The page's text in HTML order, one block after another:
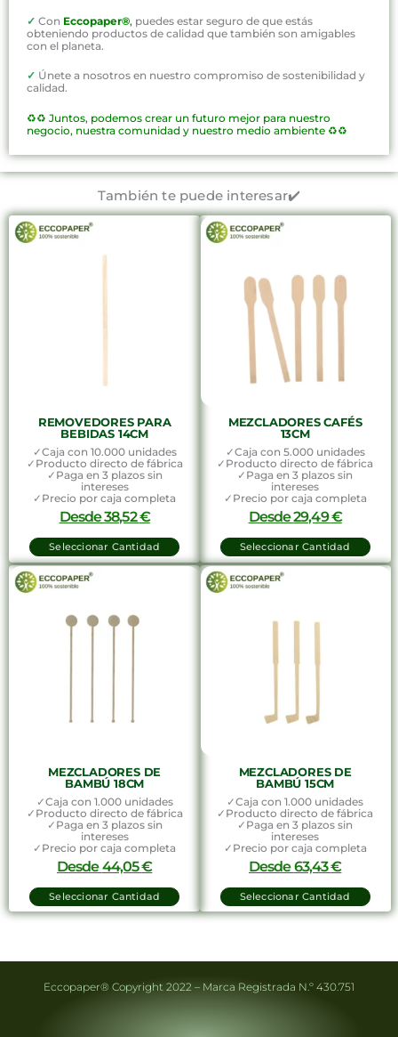
✓ Con Eccopaper®, puedes estar seguro de que estás
obteniendo productos de calidad que también son amigables
con el planeta.
✓ Únete a nosotros en nuestro compromiso de sostenibilidad y
calidad.
♻️♻️ Juntos, podemos crear un futuro mejor para nuestro
negocio, nuestra comunidad y nuestro medio ambiente ♻️♻️
También te puede interesar✔️
REMOVEDORES PARA
BEBIDAS 14CM
✓Caja con 10.000 unidades
✓Producto directo de fábrica
✓Paga en 3 plazos sin
intereses
✓Precio por caja completa
Desde38,52€
Seleccionar Cantidad
MEZCLADORES CAFÉS
13CM
✓Caja con 5.000 unidades
✓Producto directo de fábrica
✓Paga en 3 plazos sin
intereses
✓Precio por caja completa
Desde29,49€
Seleccionar Cantidad
MEZCLADORES DE
BAMBÚ 18CM
✓Caja con 1.000 unidades
✓Producto directo de fábrica
✓Paga en 3 plazos sin
intereses
✓Precio por caja completa
Desde44,05€
Seleccionar Cantidad
MEZCLADORES DE
BAMBÚ 15CM
✓Caja con 1.000 unidades
✓Producto directo de fábrica
✓Paga en 3 plazos sin
intereses
✓Precio por caja completa
Desde63,43€
Seleccionar Cantidad
Eccopaper® Copyright 2022 – Marca Registrada N.º 430.751